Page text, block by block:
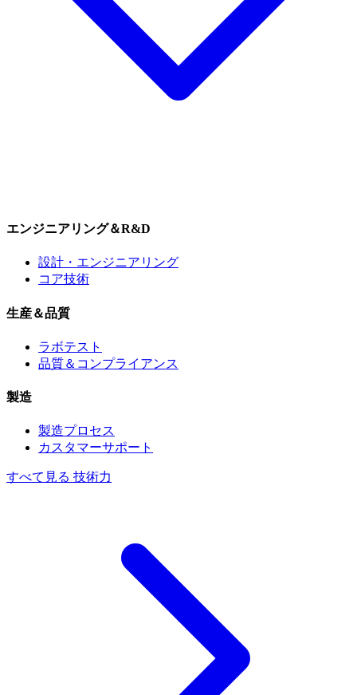
エンジニアリング＆R&D
設計・エンジニアリング
コア技術
生産＆品質
ラボテスト
品質＆コンプライアンス
製造
製造プロセス
カスタマーサポート
すべて見る 技術力